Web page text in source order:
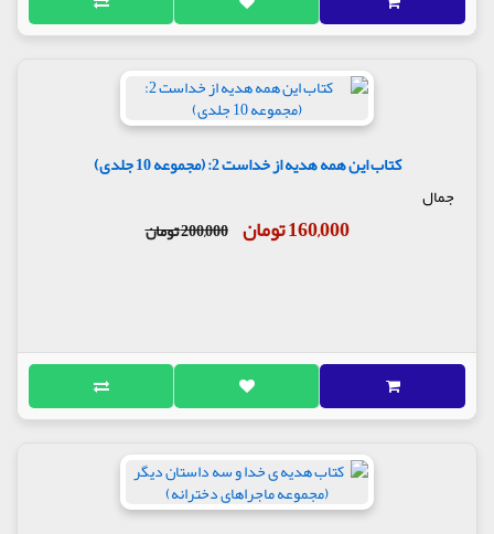
کتاب این همه هدیه از خداست 2: (مجموعه 10 جلدی)
جمال
160,000 تومان 200,000 تومان